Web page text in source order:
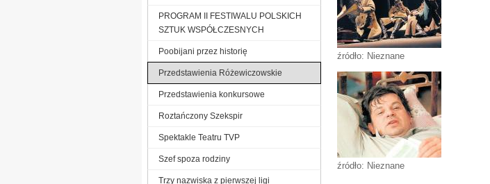
źródło: Nieznane
źródło: Nieznane
PROGRAM II FESTIWALU POLSKICH
SZTUK WSPÓŁCZESNYCH
Poobijani przez historię
Przedstawienia Różewiczowskie
Przedstawienia konkursowe
Roztańczony Szekspir
Spektakle Teatru TVP
Szef spoza rodziny
Trzy nazwiska z pierwszej ligi